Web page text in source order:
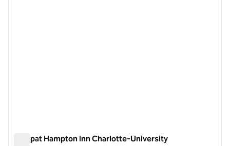
Tempat Hampton Inn Charlotte-University